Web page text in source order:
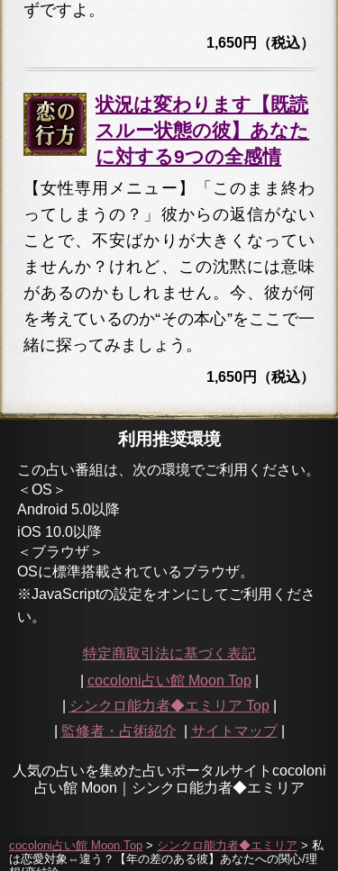
ずですよ。
1,650円（税込）
状況は変わります【既読
スルー状態の彼】あなた
に対する9つの全感情
【女性専用メニュー】「このまま終わ
ってしまうの？」彼からの返信がない
ことで、不安ばかりが大きくなってい
ませんか？けれど、この沈黙には意味
があるのかもしれません。今、彼が何
を考えているのか“その本心”をここで一
緒に探ってみましょう。
1,650円（税込）
利用推奨環境
この占い番組は、次の環境でご利用ください。
＜OS＞
Android 5.0以降
iOS 10.0以降
＜ブラウザ＞
OSに標準搭載されているブラウザ。
※JavaScriptの設定をオンにしてご利用くださ
い。
特定商取引法に基づく表記
cocoloni占い館 Moon Top|
シンクロ能力者◆エミリア Top|
監修者・占術紹介 サイトマップ|
人気の占いを集めた占いポータルサイトcocoloni
占い館 Moon｜
シンクロ能力者◆エミリア
cocoloni占い館 Moon Top > シンクロ能力者◆エミリア > 私
は恋愛対象⇔違う？【年の差のある彼】あなたへの関心/理